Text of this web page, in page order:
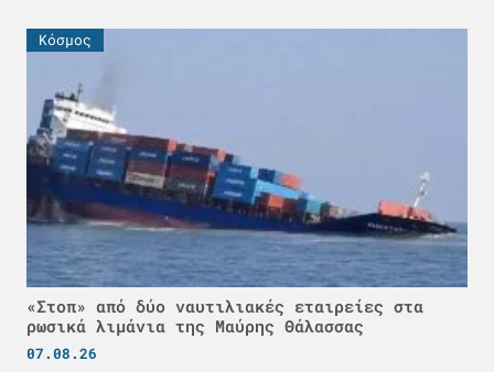
Κόσμος
«Στοπ» από δύο ναυτιλιακές εταιρείες στα
ρωσικά λιμάνια της Μαύρης Θάλασσας
07.08.26